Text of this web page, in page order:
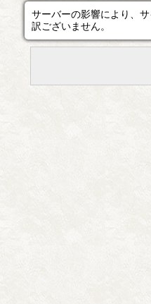
サーバーの影響により、
訳ございません。